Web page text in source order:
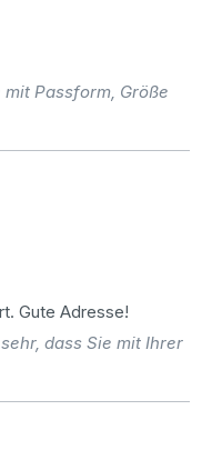
Passform, Größe
Gute Adresse!
dass Sie mit Ihrer